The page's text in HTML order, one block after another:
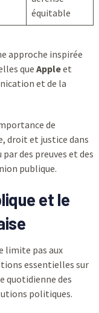
équitable
approche inspirée
que Appleet
et de la
de
droit et justice dans
des preuves et des
publique.
et le
limite pas aux
essentielles sur
quotidienne des
politiques.